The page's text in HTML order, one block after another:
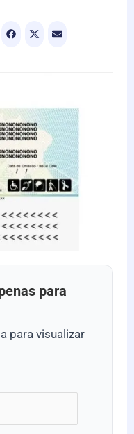
para
para visualizar